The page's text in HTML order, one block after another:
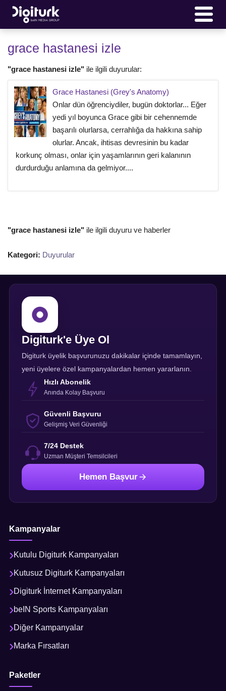
grace hastanesi izle
"grace hastanesi izle" ile ilgili duyurular:
Grace Hastanesi (Grey's Anatomy)
Onlar dün öğrenciydiler, bugün doktorlar... Eğer
yedi yıl boyunca Grace gibi bir cehennemde
başarılı olurlarsa, cerrahlığa da hakkına sahip
olurlar. Ancak, ihtisas devresinin bu kadar
korkunç olması, onlar için yaşamlarının geri kalanının
durdurduğu anlamına da gelmiyor....
"grace hastanesi izle" ile ilgili duyuru ve haberler
Kategori: Duyurular
Digiturk'e Üye Ol
Digiturk üyelik başvurunuzu dakikalar içinde tamamlayın,
yeni üyelere özel kampanyalardan hemen yararlanın.
Hızlı Abonelik
Anında Kolay Başvuru
Güvenli Başvuru
Gelişmiş Veri Güvenliği
7/24 Destek
Uzman Müşteri Temsilcileri
Hemen Başvur
Kampanyalar
Kutulu Digiturk Kampanyaları
Kutusuz Digiturk Kampanyaları
Digiturk İnternet Kampanyaları
beIN Sports Kampanyaları
Diğer Kampanyalar
Marka Fırsatları
Paketler